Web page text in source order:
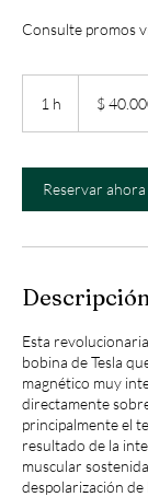
Consulte promos
1 h
argentinos
$
Reservar ahora
Esta
bobina de Tesla
magnético muy
directamente
principalmente el
resultado de la
muscular
despolarización de